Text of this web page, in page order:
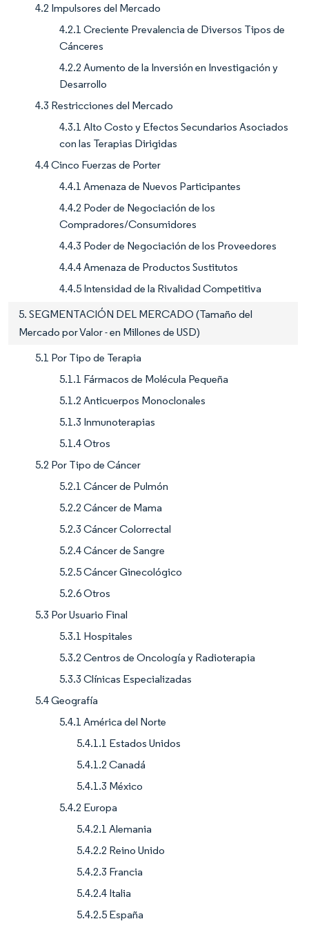
4.2 Impulsores del Mercado
4.2.1 Creciente Prevalencia de Diversos Tipos de
Cánceres
4.2.2 Aumento de la Inversión en Investigación y
Desarrollo
4.3 Restricciones del Mercado
4.3.1 Alto Costo y Efectos Secundarios Asociados
con las Terapias Dirigidas
4.4 Cinco Fuerzas de Porter
4.4.1 Amenaza de Nuevos Participantes
4.4.2 Poder de Negociación de los
Compradores/Consumidores
4.4.3 Poder de Negociación de los Proveedores
4.4.4 Amenaza de Productos Sustitutos
4.4.5 Intensidad de la Rivalidad Competitiva
5. SEGMENTACIÓN DEL MERCADO (Tamaño del
Mercado por Valor - en Millones de USD)
5.1 Por Tipo de Terapia
5.1.1 Fármacos de Molécula Pequeña
5.1.2 Anticuerpos Monoclonales
5.1.3 Inmunoterapias
5.1.4 Otros
5.2 Por Tipo de Cáncer
5.2.1 Cáncer de Pulmón
5.2.2 Cáncer de Mama
5.2.3 Cáncer Colorrectal
5.2.4 Cáncer de Sangre
5.2.5 Cáncer Ginecológico
5.2.6 Otros
5.3 Por Usuario Final
5.3.1 Hospitales
5.3.2 Centros de Oncología y Radioterapia
5.3.3 Clínicas Especializadas
5.4 Geografía
5.4.1 América del Norte
5.4.1.1 Estados Unidos
5.4.1.2 Canadá
5.4.1.3 México
5.4.2 Europa
5.4.2.1 Alemania
5.4.2.2 Reino Unido
5.4.2.3 Francia
5.4.2.4 Italia
5.4.2.5 España